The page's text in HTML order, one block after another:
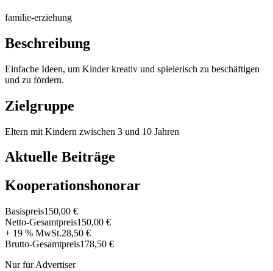
familie-erziehung
Beschreibung
Einfache Ideen, um Kinder kreativ und spielerisch zu beschäftigen
und zu fördern.
Zielgruppe
Eltern mit Kindern zwischen 3 und 10 Jahren
Aktuelle Beiträge
Kooperationshonorar
Basispreis150,00 €
Netto-Gesamtpreis150,00 €
+ 19 % MwSt.28,50 €
Brutto-Gesamtpreis178,50 €
Nur für Advertiser